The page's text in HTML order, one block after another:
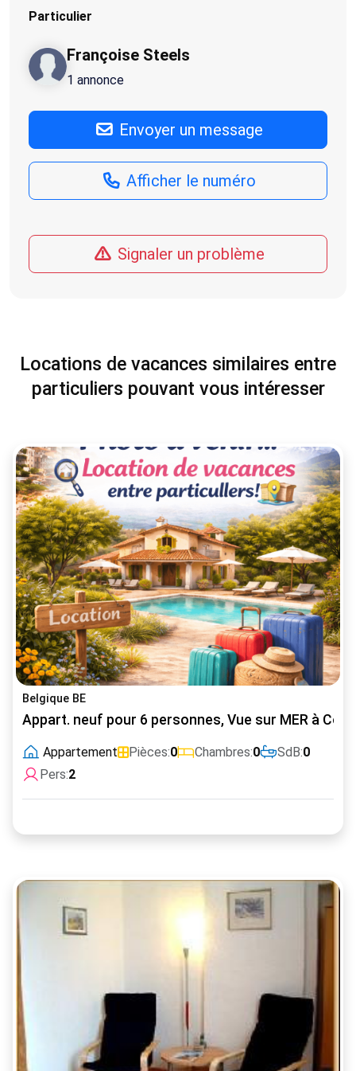
Particulier
Françoise Steels
1 annonce
Envoyer un message
Afficher le numéro
Signaler un problème
Locations de vacances similaires entre
particuliers pouvant vous intéresser
Belgique BE
Appart. neuf pour 6 personnes, Vue sur MER à
Appartement Pièces:0 Chambres:0 SdB:0
Pers:2